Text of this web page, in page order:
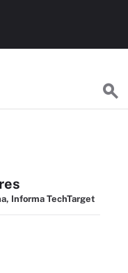
Informa TechTarget